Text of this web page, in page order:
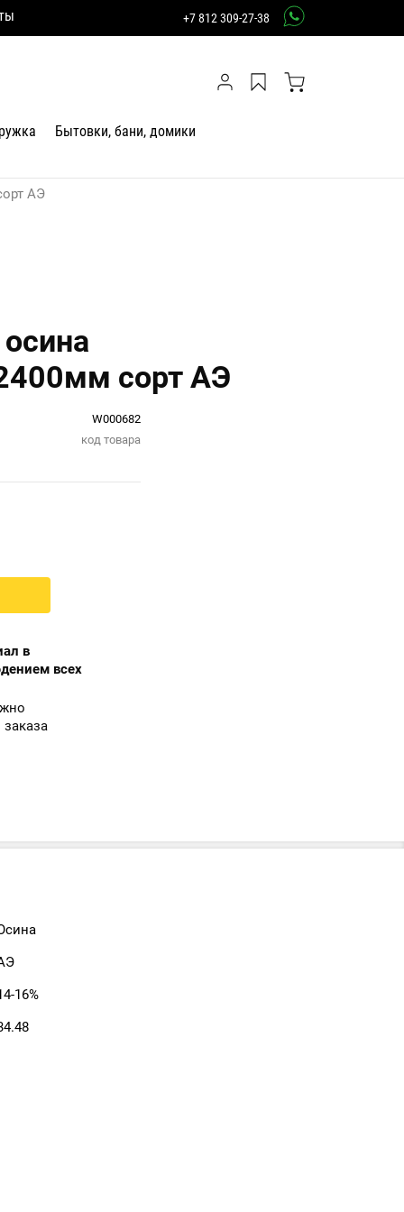
+7 812 309-27-38
Бытовки, бани, домики
АЭ
сорт АЭ
W000682
код товара
в
всех
16%